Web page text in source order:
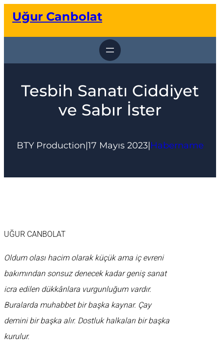
geçUğur Canbolat
Tesbih Sanatı Ciddiyet
ve Sabır İster
BTY Production|17 Mayıs 2023|Habername
UĞUR CANBOLAT
Oldum olası hacim olarak küçük ama iç evreni
bakımından sonsuz denecek kadar geniş sanat
icra edilen dükkânlara vurgunluğum vardır.
Buralarda muhabbet bir başka kaynar. Çay
demini bir başka alır. Dostluk halkaları bir başka
kurulur.